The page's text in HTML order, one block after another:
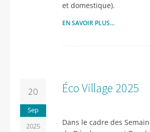
et domestique).
EN SAVOIR PLUS...
20
Sep
2025
Éco Village 2025
Dans le cadre des